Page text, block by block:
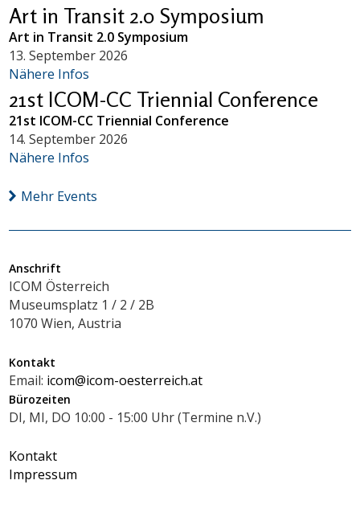
Art in Transit 2.0 Symposium
Art in Transit 2.0 Symposium
13. September 2026
Nähere Infos
21st ICOM-CC Triennial Conference
21st ICOM-CC Triennial Conference
14. September 2026
Nähere Infos
Mehr Events
Anschrift
ICOM Österreich
Museumsplatz 1 / 2 / 2B
1070 Wien, Austria
Kontakt
Email: icom@icom-oesterreich.at
Bürozeiten
DI, MI, DO 10:00 - 15:00 Uhr (Termine n.V.)
Kontakt
Impressum